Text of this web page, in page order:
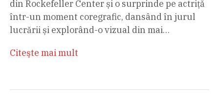
din Rockefeller Center și o surprinde pe actriță
într-un moment coregrafic, dansând în jurul
lucrării și explorând-o vizual din mai…
Citeşte mai mult